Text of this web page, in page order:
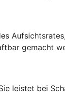
gemacht
leistet bei